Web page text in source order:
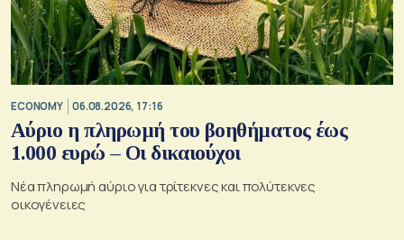
ECONOMY 06.08.2026, 17:16
Αύριο η πληρωμή του βοηθήματος έως
1.000 ευρώ – Oι δικαιούχοι
Νέα πληρωμή αύριο για τρίτεκνες και πολύτεκνες
οικογένειες